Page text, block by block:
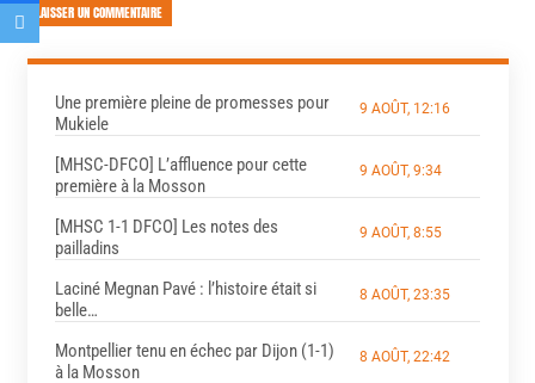
LAISSER UN COMMENTAIRE
Une première pleine de promesses pour
Mukiele
9 AOÛT, 12:16
[MHSC-DFCO] L’affluence pour cette
première à la Mosson
9 AOÛT, 9:34
[MHSC 1-1 DFCO] Les notes des
pailladins
9 AOÛT, 8:55
Laciné Megnan Pavé : l’histoire était si
belle…
8 AOÛT, 23:35
Montpellier tenu en échec par Dijon (1-1)
à la Mosson
8 AOÛT, 22:42